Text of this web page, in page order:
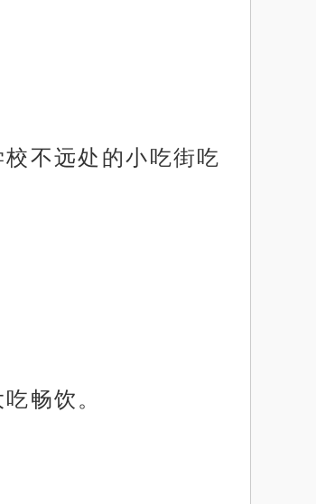
不远处的小吃街吃
畅饮。